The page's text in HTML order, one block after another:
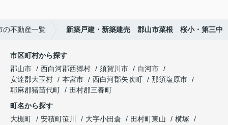
の不動産一覧 新築戸建・新築建売 郡山市菜根 桜小・第三中
市区町村から探す
郡山市
西白河郡西郷村 須賀川市
白河市
安達郡大玉村
本宮市 西白河郡矢吹町
那須塩原市
耶麻郡猪苗代町
田村郡三春町
町名から探す
大槻町
安積町笹川 大字小田倉 田村町東山
横塚